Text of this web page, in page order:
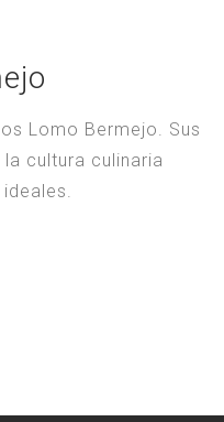
Lomo Bermejo. Sus
cultura culinaria